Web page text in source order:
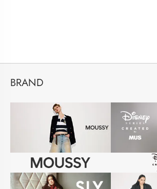
BRAND